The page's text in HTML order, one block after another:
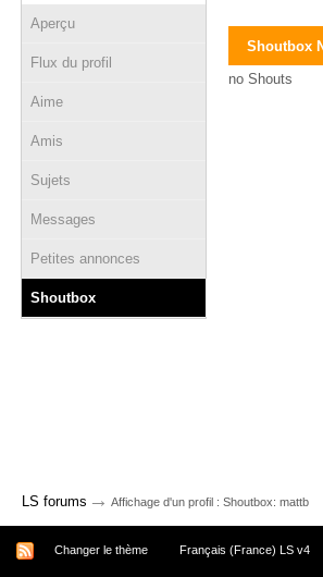
Aperçu
Flux du profil
Aime
Amis
Sujets
Messages
Petites annonces
Shoutbox
Shoutbox
no Shouts
LS forums → Affichage d'un profil : Shoutbox: mattb
Changer le thème Français (France) LS v4